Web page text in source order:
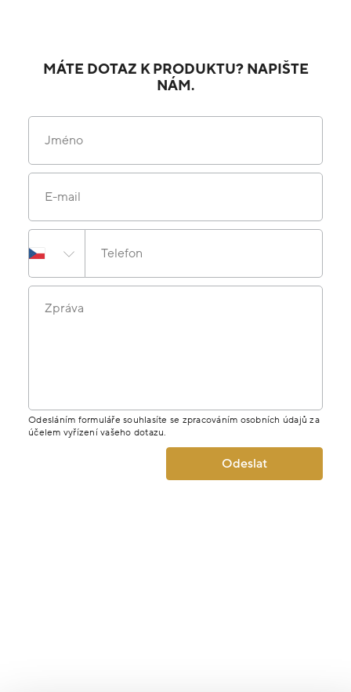
MÁTE DOTAZ K PRODUKTU? NAPIŠTE
NÁM.
Jméno
E-mail
Telefon
Zpráva
Odesláním formuláře souhlasíte se zpracováním osobních údajů za
účelem vyřízení vašeho dotazu.
Odeslat